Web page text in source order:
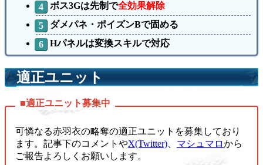
ボス3Gは先制で全効果解除
ダメパネ・ポイズンBで固める
Hパネルは変換スキルで対応
適正ユニット
可憐なる赤羽衣の略奪の適正ユニットを募集しており
ます。記事下のコメントやX(Twitter) マシュマロから
ご報告よろしくお願いします。